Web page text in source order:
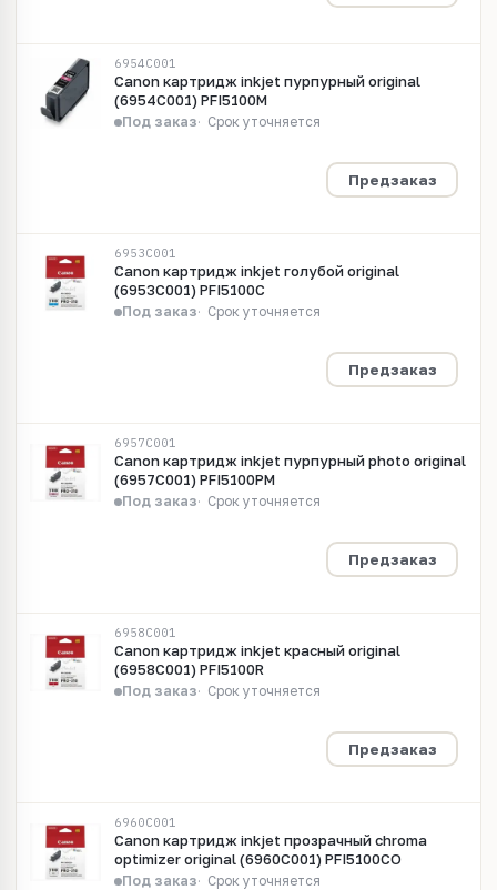
6954C001
Canon картридж inkjet пурпурный original
(6954C001) PFI5100M
Под заказ Срок уточняется
Предзаказ
6953C001
Canon картридж inkjet голубой original
(6953C001) PFI5100C
Под заказ Срок уточняется
Предзаказ
6957C001
Canon картридж inkjet пурпурный photo original
(6957C001) PFI5100PM
Под заказ Срок уточняется
Предзаказ
6958C001
Canon картридж inkjet красный original
(6958C001) PFI5100R
Под заказ Срок уточняется
Предзаказ
6960C001
Canon картридж inkjet прозрачный chroma
optimizer original (6960C001) PFI5100CO
Под заказ Срок уточняется